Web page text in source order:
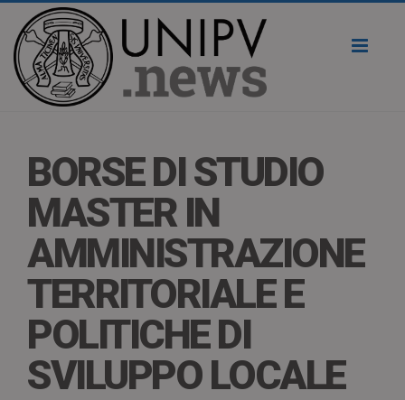
BORSE DI STUDIO
MASTER IN
AMMINISTRAZIONE
TERRITORIALE E
POLITICHE DI
SVILUPPO LOCALE